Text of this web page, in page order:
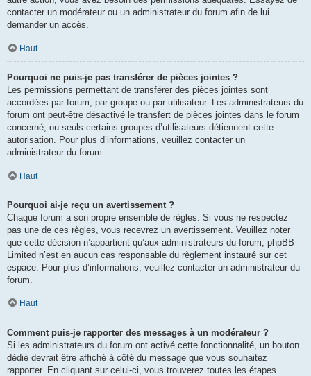
contacter un modérateur ou un administrateur du forum afin de lui
demander un accès.
Haut
Pourquoi ne puis-je pas transférer de pièces jointes ?
Les permissions permettant de transférer des pièces jointes sont
accordées par forum, par groupe ou par utilisateur. Les administrateurs du
forum ont peut-être désactivé le transfert de pièces jointes dans le forum
concerné, ou seuls certains groupes d’utilisateurs détiennent cette
autorisation. Pour plus d’informations, veuillez contacter un
administrateur du forum.
Haut
Pourquoi ai-je reçu un avertissement ?
Chaque forum a son propre ensemble de règles. Si vous ne respectez
pas une de ces règles, vous recevrez un avertissement. Veuillez noter
que cette décision n’appartient qu’aux administrateurs du forum, phpBB
Limited n’est en aucun cas responsable du règlement instauré sur cet
espace. Pour plus d’informations, veuillez contacter un administrateur du
forum.
Haut
Comment puis-je rapporter des messages à un modérateur ?
Si les administrateurs du forum ont activé cette fonctionnalité, un bouton
dédié devrait être affiché à côté du message que vous souhaitez
rapporter. En cliquant sur celui-ci, vous trouverez toutes les étapes